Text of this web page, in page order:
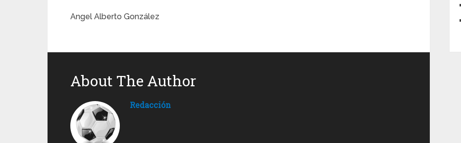
Angel Alberto González
About The Author
Redacción